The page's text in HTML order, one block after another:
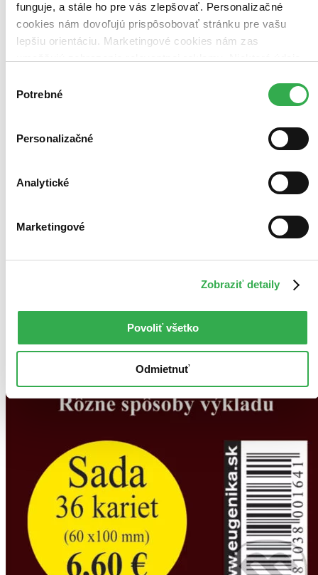
funguje, a stále ho pre vás zlepšovať. Personalizačné
cookies nám dovoľujú prispôsobovať stránku pre vašu
lepšiu orientáciu. Marketingové cookies nám zas
keby sme mohli používať všetky tieto cookies. Ďakujeme!
súhlasu
Potrebné
Personalizačné
Analytické
Marketingové
Zobraziť detaily
Povoliť všetko
Odmietnuť
Použité filtre
Zrušiť filtre
V slovenskom jazyku